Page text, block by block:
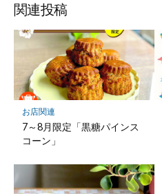
関連投稿
お店関連
7～8月限定「黒糖パインス
コーン」